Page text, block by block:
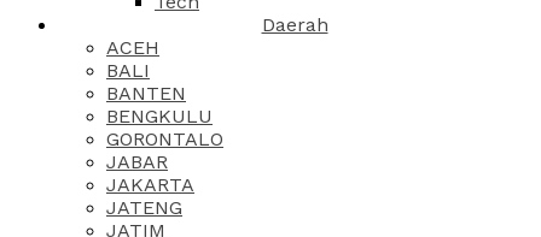
Daerah
ACEH
BALI
BANTEN
BENGKULU
GORONTALO
JABAR
JAKARTA
JATENG
JATIM